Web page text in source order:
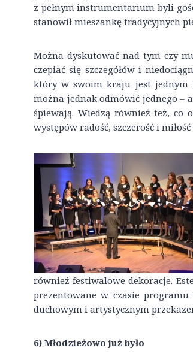
z pełnym instrumentarium byli
stanowił mieszankę tradycyjnych
Można dyskutować nad tym czy
czepiać się szczegółów i
który w swoim kraju jest jednym
można jednak odmówić jednego –
śpiewają. Wiedzą również też, co
występów radość, szczerość i
również festiwalowe dekoracje.
prezentowane w czasie
duchowym i artystycznym
6) Młodzieżowo już było